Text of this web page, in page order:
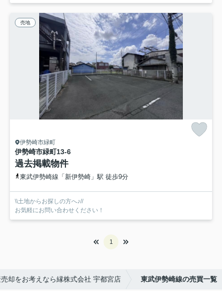
売地
伊勢崎市緑町
伊勢崎市緑町13-6
過去掲載物件
東武伊勢崎線「新伊勢崎」駅 徒歩9分
\\土地からお探しの方へ♪//
お気軽にお問い合わせください！
1
却をお考えなら縁株式会社 宇都宮店 東武伊勢崎線の売買一覧